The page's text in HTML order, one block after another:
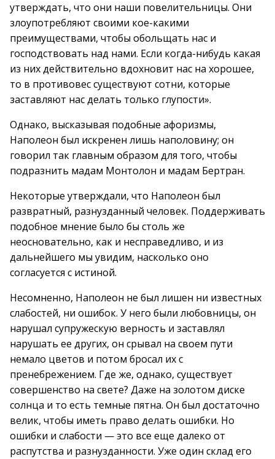
утверждать, что они наши повелительницы. Они
злоупотребляют своими кое-какими
преимуществами, чтобы обольщать нас и
господствовать над нами. Если когда-нибудь какая
из них действительно вдохновит нас на хорошее,
то в противовес существуют сотни, которые
заставляют нас делать только глупости».
Однако, высказывая подобные афоризмы,
Наполеон был искренен лишь наполовину; он
говорил так главным образом для того, чтобы
подразнить мадам Монтолон и мадам Бертран.
Некоторые утверждали, что Наполеон был
развратный, разнузданный человек. Поддерживать
подобное мнение было бы столь же
неосновательно, как и несправедливо, и из
дальнейшего мы увидим, насколько оно
согласуется с истиной.
Несомненно, Наполеон не был лишен ни известных
слабостей, ни ошибок. У него были любовницы, он
нарушал супружескую верность и заставлял
нарушать ее других, он срывал на своем пути
немало цветов и потом бросал их с
пренебрежением. Где же, однако, существует
совершенство на свете? Даже на золотом диске
солнца и то есть темные пятна. Он был достаточно
велик, чтобы иметь право делать ошибки. Но
ошибки и слабости — это все еще далеко от
распутства и разнузданности. Уже один склад его